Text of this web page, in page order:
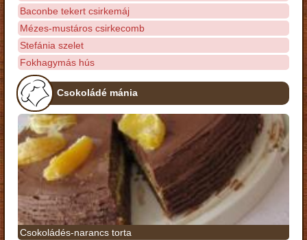
Baconbe tekert csirkemáj
Mézes-mustáros csirkecomb
Stefánia szelet
Fokhagymás hús
Csokoládé mánia
Csokoládés-narancs torta